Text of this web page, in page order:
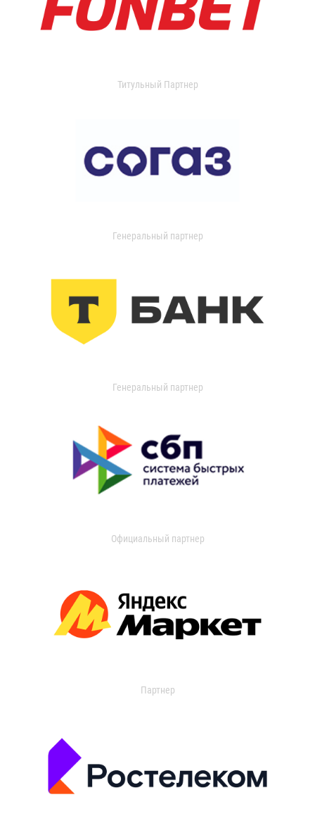
Титульный Партнер
Генеральный партнер
Генеральный партнер
Официальный партнер
Партнер